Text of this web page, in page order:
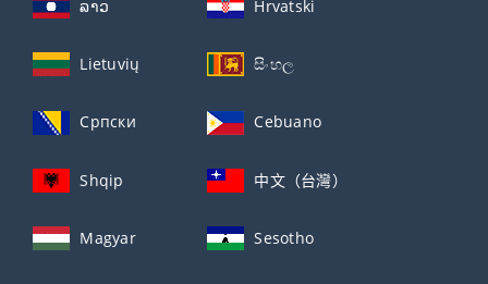
ລາວ Hrvatski
Lietuvių සිංහල
Српски Cebuano
Shqip 中文（台灣）
Magyar Sesotho